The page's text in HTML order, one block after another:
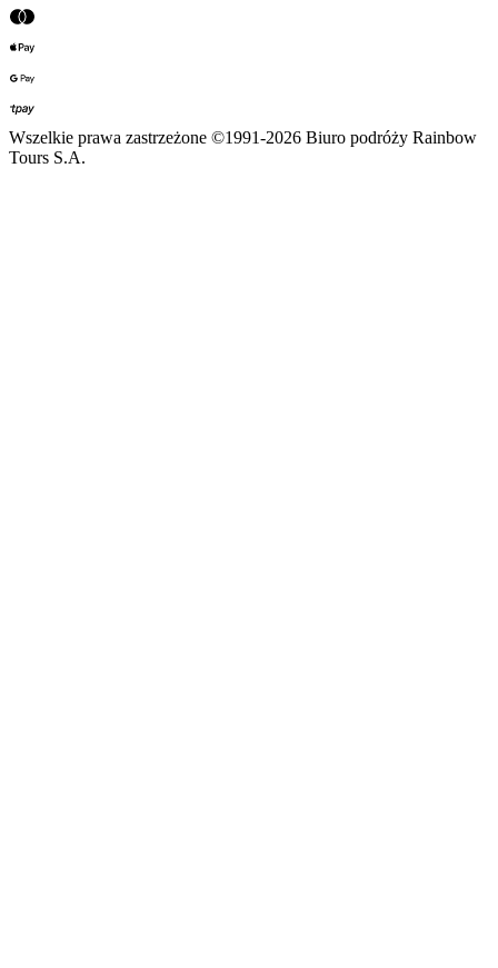
Wszelkie prawa zastrzeżone ©1991-2026 Biuro podróży Rainbow
Tours S.A.